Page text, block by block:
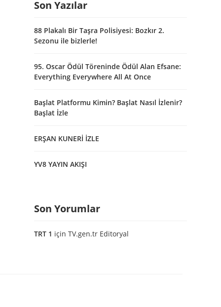
Son Yazılar
88 Plakalı Bir Taşra Polisiyesi: Bozkır 2.
Sezonu ile bizlerle!
95. Oscar Ödül Töreninde Ödül Alan Efsane:
Everything Everywhere All At Once
Başlat Platformu Kimin? Başlat Nasıl İzlenir?
Başlat İzle
ERŞAN KUNERİ İZLE
YV8 YAYIN AKIŞI
Son Yorumlar
TRT 1 için TV.gen.tr Editoryal